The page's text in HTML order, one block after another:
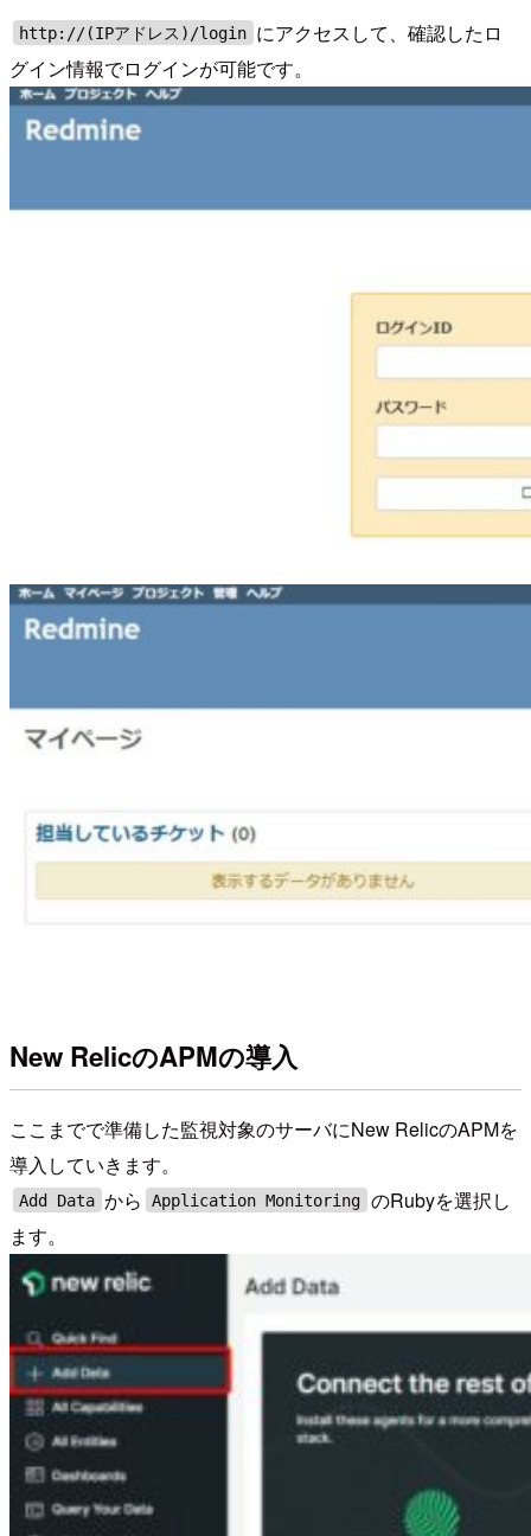
http://(IPアドレス)/login にアクセスして、確認したロ
グイン情報でログインが可能です。
New RelicのAPMの導入
ここまでで準備した監視対象のサーバにNew RelicのAPMを
導入していきます。
Add Data から Application Monitoring のRubyを選択し
ます。